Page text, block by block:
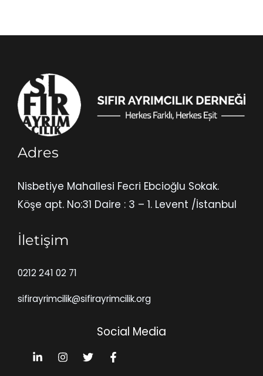
Adres
Nisbetiye Mahallesi Fecri Ebcioğlu Sokak.
Köşe apt. No:31 Daire : 3 – 1. Levent /İstanbul
İletişim
0212 241 02 71
sifirayrimcilik@sifirayrimcilik.org
Social Media